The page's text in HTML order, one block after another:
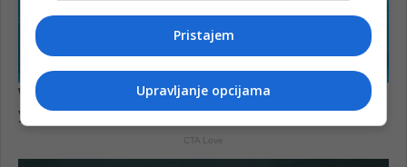
Pristajem
Upravljanje opcijama